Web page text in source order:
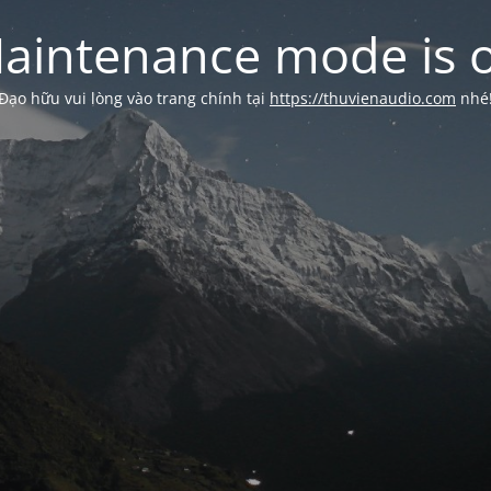
mode is
hữu vui lòng vào trang chính tại https://thuvienaudio.com